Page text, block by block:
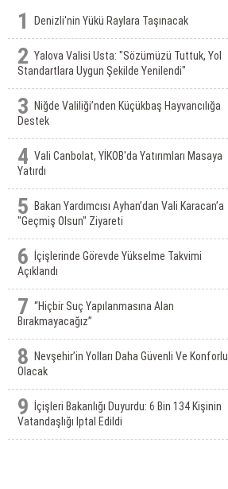
1 Denizli'nin Yükü Raylara Taşınacak
2 Yalova Valisi Usta: "Sözümüzü Tuttuk, Yol
Standartlara Uygun Şekilde Yenilendi"
3
Niğde Valiliği’nden Küçükbaş Hayvancılığa
Destek
4 Vali Canbolat, YİKOB'da Yatırımları Masaya
Yatırdı
5
Bakan Yardımcısı Ayhan’dan Vali Karacan’a
"Geçmiş Olsun" Ziyareti
6
İçişlerinde Görevde Yükselme Takvimi
Açıklandı
7 “Hiçbir Suç Yapılanmasına Alan
Bırakmayacağız”
8
Nevşehir’in Yolları Daha Güvenli Ve Konforlu
Olacak
9
İçişleri Bakanlığı Duyurdu: 6 Bin 134 Kişinin
Vatandaşlığı Iptal Edildi